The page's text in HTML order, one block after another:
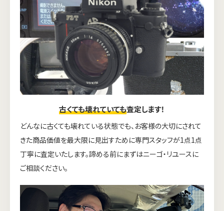
古くても壊れていても査定します！
どんなに古くても壊れている状態でも、お客様の大切にされて
きた商品価値を最大限に見出すために専門スタッフが1点1点
丁寧に査定いたします。諦める前にまずはニーゴ・リユースに
ご相談ください。